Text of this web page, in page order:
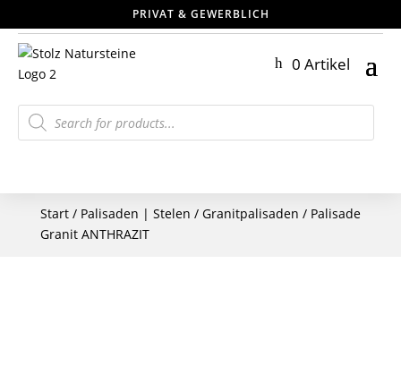
PRIVAT & GEWERBLICH
0 Artikel
Products
search
Start/ Palisaden | Stelen / Granitpalisaden / Palisade
Granit ANTHRAZIT